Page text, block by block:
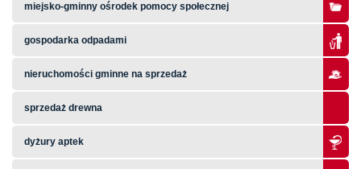
miejsko-gminny ośrodek pomocy społecznej
gospodarka odpadami
nieruchomości gminne na sprzedaż
sprzedaż drewna
dyżury aptek